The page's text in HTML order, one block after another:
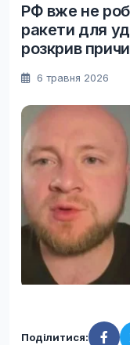
РФ вже не
ракети для
розкрив
6 травня 2026
Поділитися: